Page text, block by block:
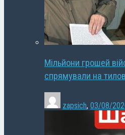
Мільйони грошей
спрямували на
zapsich, 03/08/